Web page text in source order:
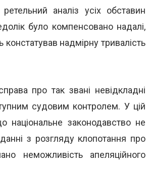
аналіз усіх обставин
було компенсовано надалі,
надмірну тривалість
про так звані невідкладні
судовим контролем. У цій
національне законодавство не
з розгляду клопотання про
неможливість апеляційного